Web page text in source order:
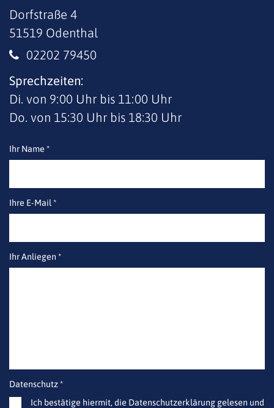
Dorfstraße 4
51519 Odenthal
02202 79450
Sprechzeiten:
Di. von 9:00 Uhr bis 11:00 Uhr
Do. von 15:30 Uhr bis 18:30 Uhr
Ihr Name *
Ihre E-Mail *
Ihr Anliegen *
Datenschutz *
Ich bestätige hiermit, die Datenschutzerklärung gelesen und